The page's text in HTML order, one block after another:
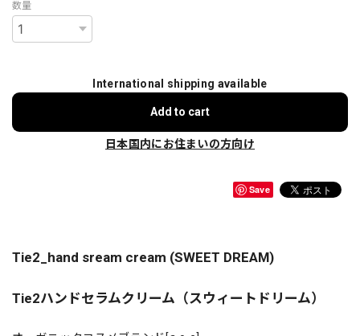
数量
International shipping available
Add to cart
日本国内にお住まいの方向け
Save
Tie2_hand sream cream (SWEET DREAM)
Tie2ハンドセラムクリーム（スウィートドリーム）